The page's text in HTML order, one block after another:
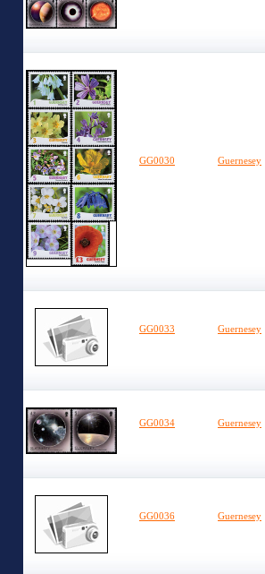
GG0030 Guernesey
GG0033 Guernesey
GG0034 Guernesey
GG0036 Guernesey